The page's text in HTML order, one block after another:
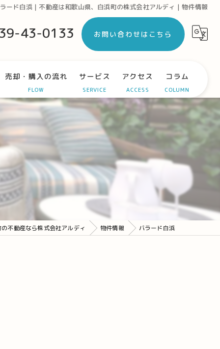
ード白浜 | 不動産は和歌山県、白浜町の株式会社アルディ | 物件情報
43-0133 お問い合わせはこちら
売却・購入の流れ
FLOW
サービス
SERVICE
アクセス
ACCESS
コラム
COLUMN
不動産なら株式会社アルディ 物件情報 バラード白浜